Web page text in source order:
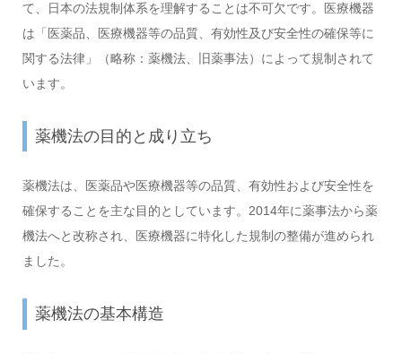
て、日本の法規制体系を理解することは不可欠です。医療機器
は「医薬品、医療機器等の品質、有効性及び安全性の確保等に
関する法律」（略称：薬機法、旧薬事法）によって規制されて
います。
薬機法の目的と成り立ち
薬機法は、医薬品や医療機器等の品質、有効性および安全性を
確保することを主な目的としています。2014年に薬事法から薬
機法へと改称され、医療機器に特化した規制の整備が進められ
ました。
薬機法の基本構造